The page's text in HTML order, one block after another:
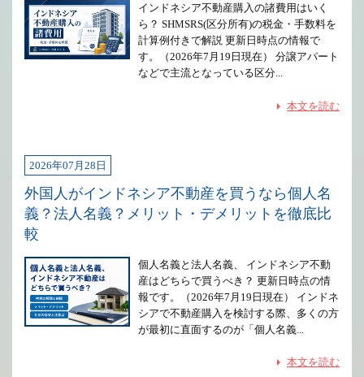
インドネシア不動産購入の諸費用はいく
ら？ SHMSRS(区分所有)の税金・手数料を
計算例付きで解説 更新日時点の情報で
す。（2026年7月19日現在） 分譲アパート
などで主流となっている区分...
本文を読む
2026年07月28日
外国人がインドネシア不動産を買うなら個人名
義？法人名義？メリット・デメリットを徹底比
較
個人名義と法人名義、 インドネシア不動
産はどちらで買うべき？ 更新日時点の情
報です。（2026年7月19日現在） インドネ
シアで不動産購入を検討する際、多くの方
が最初に直面するのが「個人名義...
本文を読む